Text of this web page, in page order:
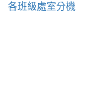
各班級處室分機